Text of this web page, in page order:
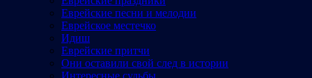
Еврейские песни и мелодии
Еврейское местечко
Идиш
Еврейские притчи
Они оставили свой след в истории
Интересные судьбы